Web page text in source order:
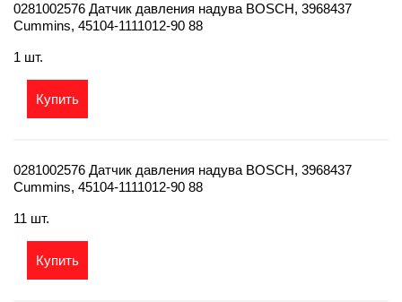
0281002576 Датчик давления надува BOSCH, 3968437
Cummins, 45104-1111012-90 88
1 шт.
Купить
0281002576 Датчик давления надува BOSCH, 3968437
Cummins, 45104-1111012-90 88
11 шт.
Купить